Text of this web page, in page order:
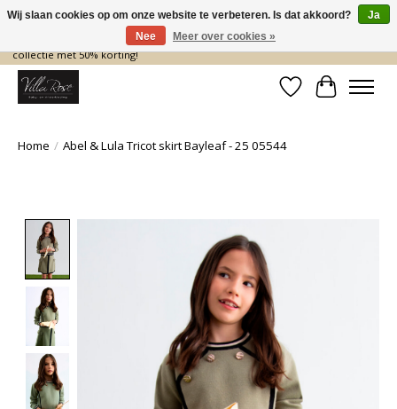
De nieuwe collectie komt eraan… en wij maken ruimte! Shop nu de zomer
collectie met 50% korting!
Verlanglijst
Home / Abel & Lula Tricot skirt Bayleaf - 25 05544
Wij slaan cookies op om onze website te verbeteren. Is dat akkoord?
Ja
Nee
Meer over cookies »